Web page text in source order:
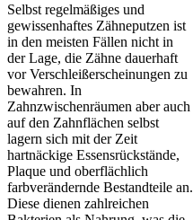
Selbst regelmäßiges und
gewissenhaftes Zähneputzen ist
in den meisten Fällen nicht in
der Lage, die Zähne dauerhaft
vor Verschleißerscheinungen zu
bewahren. In
Zahnzwischenräumen aber auch
auf den Zahnflächen selbst
lagern sich mit der Zeit
hartnäckige Essensrückstände,
Plaque und oberflächlich
farbverändernde Bestandteile an.
Diese dienen zahlreichen